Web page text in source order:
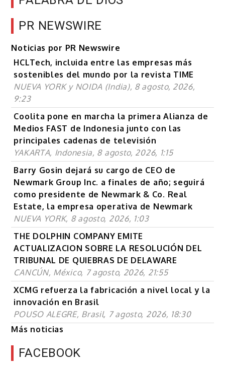
PR NEWSWIRE
Noticias por PR Newswire
HCLTech, incluida entre las empresas más
sostenibles del mundo por la revista TIME
NUEVA YORK y NOIDA (India), 8 agosto, 2026,
9:23
Coolita pone en marcha la primera Alianza de
Medios FAST de Indonesia junto con las
principales cadenas de televisión
YAKARTA, Indonesia, 8 agosto, 2026, 1:15
Barry Gosin dejará su cargo de CEO de
Newmark Group Inc. a finales de año; seguirá
como presidente de Newmark & Co. Real
Estate, la empresa operativa de Newmark
NUEVA YORK, 8 agosto, 2026, 1:03
THE DOLPHIN COMPANY EMITE
ACTUALIZACION SOBRE LA RESOLUCIÓN DEL
TRIBUNAL DE QUIEBRAS DE DELAWARE
CANCÚN, México, 7 agosto, 2026, 21:55
XCMG refuerza la fabricación a nivel local y la
innovación en Brasil
POUSO ALEGRE, Brasil, 7 agosto, 2026, 18:30
Más noticias
FACEBOOK